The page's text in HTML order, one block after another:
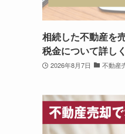
相続した不動産を
税金について詳し
2026年8月7日 不動産